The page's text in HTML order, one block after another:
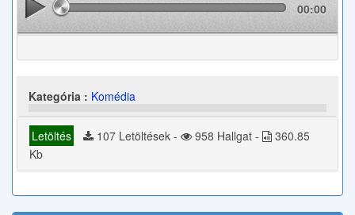
00:00
Kategória : Komédia
Letöltés 107 Letöltések - 958 Hallgat -
360.85
Kb